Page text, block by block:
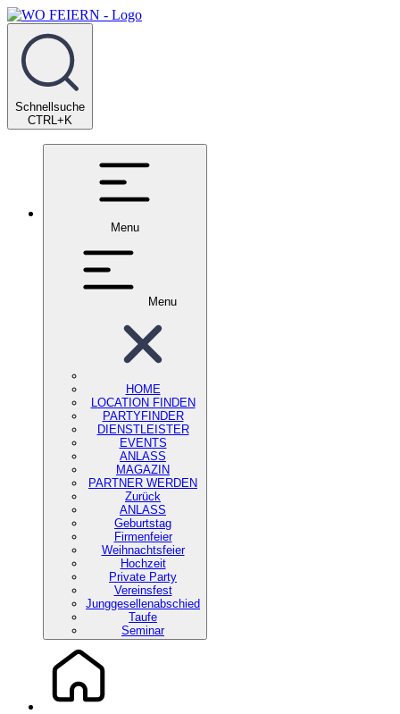
Schnellsuche
CTRL+K
Menu
Menu
HOME
LOCATION FINDEN
PARTYFINDER
DIENSTLEISTER
EVENTS
ANLASS
MAGAZIN
PARTNER WERDEN
Zurück
ANLASS
Geburtstag
Firmenfeier
Weihnachtsfeier
Hochzeit
Private Party
Vereinsfest
Junggesellenabschied
Taufe
Seminar